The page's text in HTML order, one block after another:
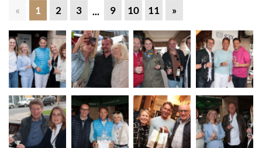
« 1 2 3 ... 9 10 11 »